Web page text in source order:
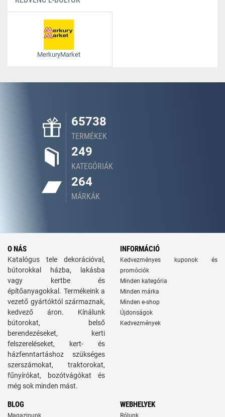
MerkuryMarket
65738
TERMÉKEK
249
KATEGÓRIÁK
264
MÁRKÁK
O NÁS
Katalógus tele dekorációval,
bútorokkal házba, lakásba
vagy kertbe és
építőanyagokkal. Termékeink a
vezető gyártóktól származnak,
kedvező áron. Kínálunk
bútorokat, belső
berendezéseket, kerti
felszereléseket, kert- és
házfenntartáshoz szükséges
szerszámokat, traktorokat,
fűnyírókat, bozótvágókat és
még sok minden mást.
INFORMÁCIÓ
Kedvezményes kuponok és
promóciók
Minden kategória
Minden márka
Minden e-shop
Újdonságok
Kedvezmények
BLOG
Magazinunk
WEBHELYEK
Rólunk